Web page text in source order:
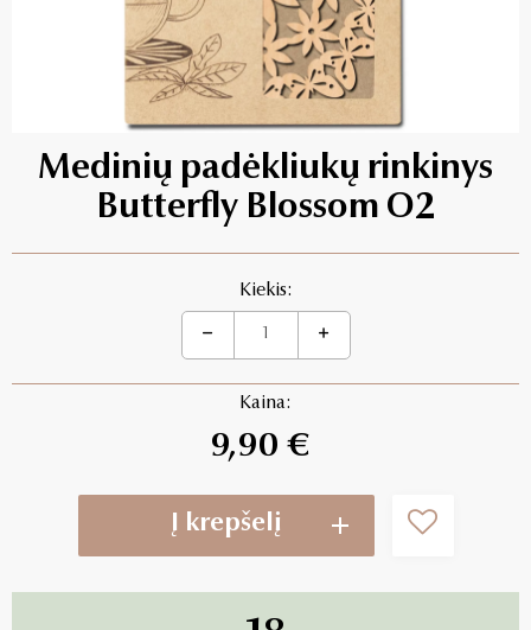
Medinių padėkliukų rinkinys
Butterfly Blossom O2
Kiekis:
Kaina:
9,90 €
Į krepšelį